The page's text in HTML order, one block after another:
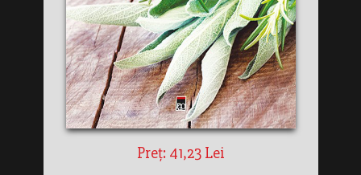
Preț: 41,23 Lei